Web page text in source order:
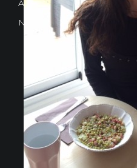
Avd. Comercial 20 Barañain
Nota Legal
·Privacidad